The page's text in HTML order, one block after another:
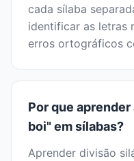
cada sílaba
identificar as letras
erros ortográficos
Por que
boi" em sílabas?
Aprender divisão